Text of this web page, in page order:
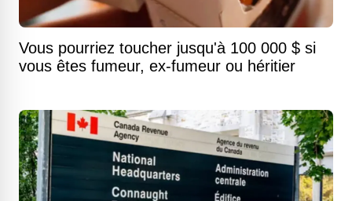
Vous pourriez toucher jusqu'à 100 000 $ si
vous êtes fumeur, ex-fumeur ou héritier